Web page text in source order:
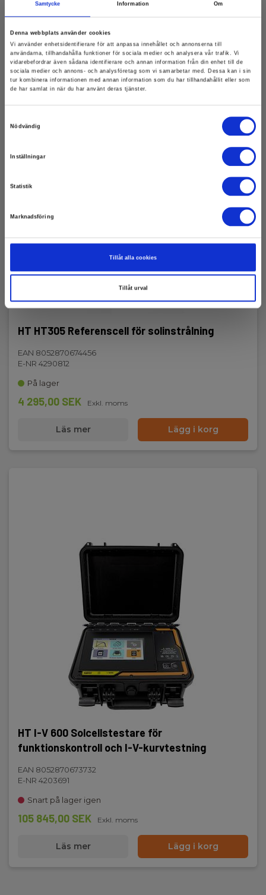
Samtycke Information Om
Denna webbplats använder cookies
Vi använder enhetsidentifierare för att anpassa innehållet och annonserna till
användarna, tillhandahålla funktioner för sociala medier och analysera vår trafik. Vi
vidarebefordrar även sådana identifierare och annan information från din enhet till de
sociala medier och annons- och analysföretag som vi samarbetar med. Dessa kan i sin
tur kombinera informationen med annan information som du har tillhandahållit eller som
de har samlat in när du har använt deras tjänster.
Nödvändig
Inställningar
Statistik
Marknadsföring
Tillåt alla cookies
Tillåt urval
HT HT305 Referenscell för solinstrålning
EAN 8052870674456
E-NR 4290812
På lager
4 295,00 SEK Exkl. moms
Läs mer Lägg i korg
HT I-V 600 Solcellstestare för
funktionskontroll och I-V-kurvtestning
EAN 8052870673732
E-NR 4203691
Snart på lager igen
105 845,00 SEK Exkl. moms
Läs mer Lägg i korg